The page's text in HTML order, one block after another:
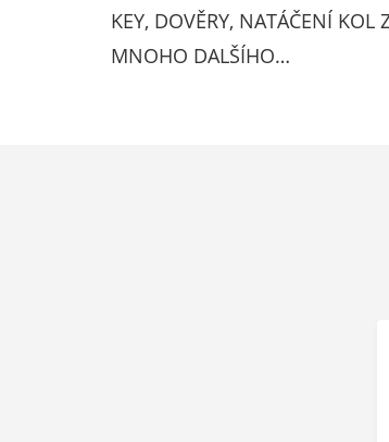
KEY, DOVĚRY, NATÁČENÍ
MNOHO DALŠÍHO…